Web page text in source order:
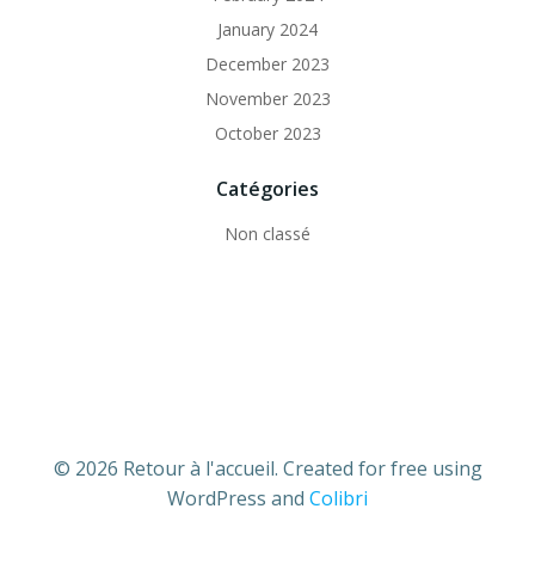
January 2024
December 2023
November 2023
October 2023
Catégories
Non classé
© 2026 Retour à l'accueil. Created for free using
WordPress and Colibri